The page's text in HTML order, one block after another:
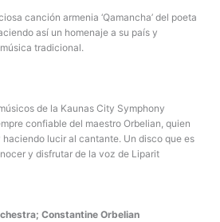
canción armenia ‘Qamancha’ del poeta
así un homenaje a su país y
tradicional.
de la Kaunas City Symphony
confiable del maestro Orbelian, quien
lucir al cantante. Un disco que es
y disfrutar de la voz de Liparit
Constantine Orbelian